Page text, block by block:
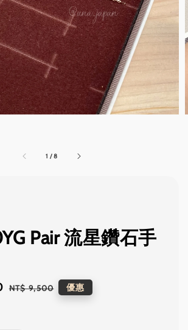
1 /8
Pair 流星鑽石手
Regular
NT$ 9,500 優惠